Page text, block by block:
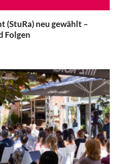
(StuRa) neu gewählt –
Folgen